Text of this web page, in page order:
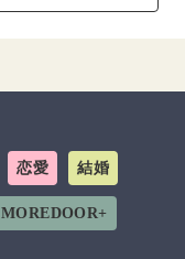
恋愛 結婚
MOREDOOR+